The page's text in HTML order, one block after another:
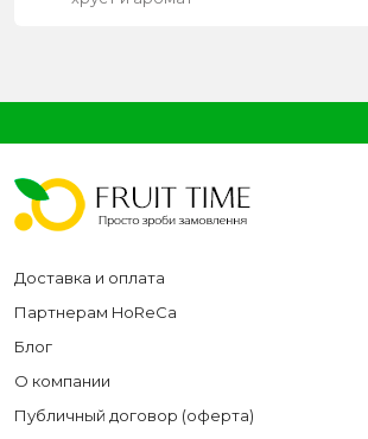
Доставка и оплата
Партнерам HoReCa
Блог
О компании
Публичный договор (оферта)